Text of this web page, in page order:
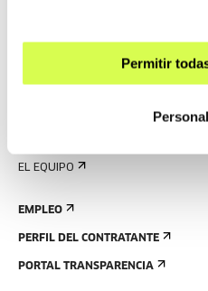
Permitir
EL EDIFICIO
EL EQUIPO
EMPLEO
PERFIL DEL CONTRATANTE
PORTAL TRANSPARENCIA